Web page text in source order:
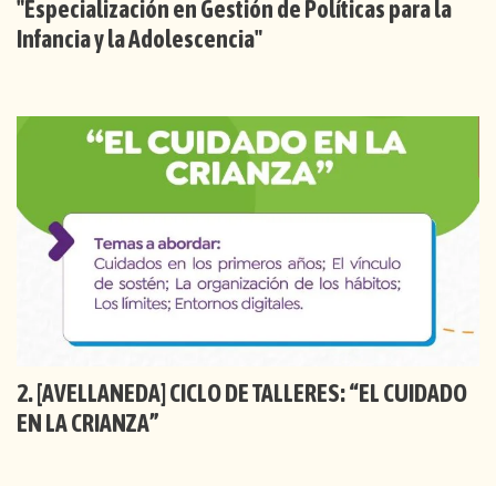
"Especialización en Gestión de Políticas para la
Infancia y la Adolescencia"
[AVELLANEDA] CICLO DE TALLERES: “EL CUIDADO
EN LA CRIANZA”